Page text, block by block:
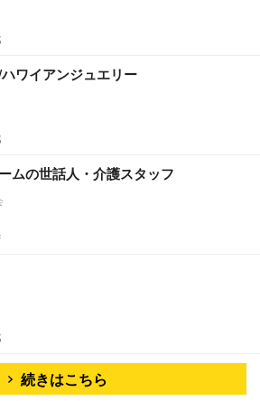
ワイアンジュエリー
ムの世話人・介護スタッフ
続きはこちら